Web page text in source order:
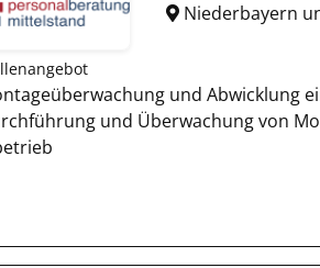
Niederbayern
und Abwicklung
und Überwachung von